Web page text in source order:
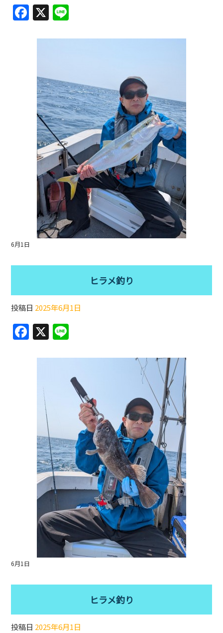
F
a
c
b
o
o
k
X
e
6月1日
ヒラメ釣り
投稿日 2025年6月1日
F
c
k
X
e
6月1日
ヒラメ釣り
投稿日 2025年6月1日